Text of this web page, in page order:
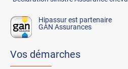
Hipassur est partenaire
GAN Assurances
Vos démarches